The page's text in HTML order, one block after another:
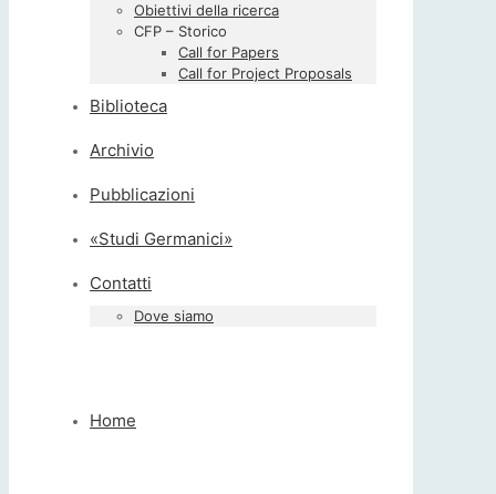
Obiettivi della ricerca
CFP – Storico
Call for Papers
Call for Project Proposals
Biblioteca
Archivio
Pubblicazioni
«Studi Germanici»
Contatti
Dove siamo
Home